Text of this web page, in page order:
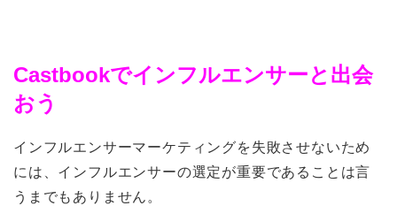
Castbookでインフルエンサーと出会
おう
インフルエンサーマーケティングを失敗させないため
には、インフルエンサーの選定が重要であることは言
うまでもありません。